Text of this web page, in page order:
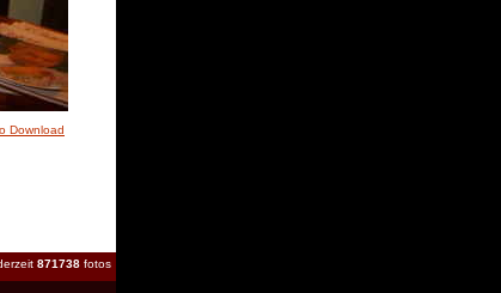
Download
871738 fotos